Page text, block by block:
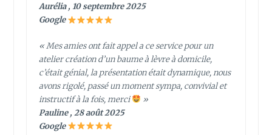
Aurélia , 10 septembre 2025
Google
« Mes amies ont fait appel a ce service pour un
atelier création d’un baume à lèvre à domicile,
c’était génial, la présentation était dynamique, nous
avons rigolé, passé un moment sympa, convivial et
instructif à la fois, merci
»
Pauline , 28 août 2025
Google